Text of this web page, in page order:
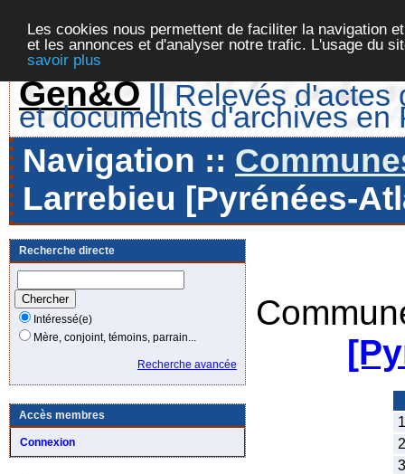
Les cookies nous permettent de faciliter la navigation
et les annonces et d'analyser notre trafic. L'usage du
savoir plus
Gen&O || Relevés d'actes
et documents d'archives en
Navigation ::
Larrebieu [Pyrénées-
Recherche directe
Intéressé(e)
Mère, conjoint, témoins, parrain...
Recherche avancée
Accès membres
Connexion